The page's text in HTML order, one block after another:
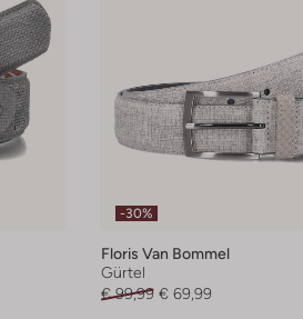
-30%
Floris Van Bommel
Gürtel
€ 99,99 € 69,99